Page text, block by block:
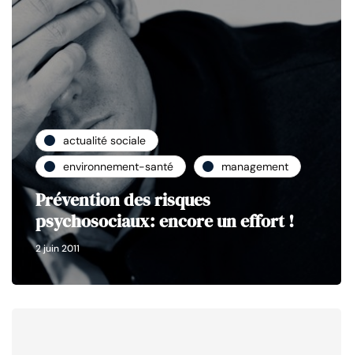
actualité sociale
environnement-santé
management
Prévention des risques
psychosociaux: encore un effort !
2 juin 2011